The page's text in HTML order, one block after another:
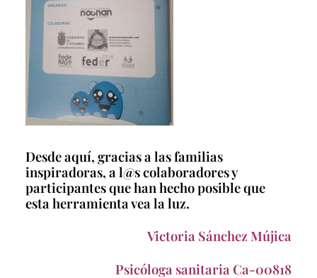
Desde aquí, gracias a las familias
inspiradoras, a l@s colaboradores y
participantes que han hecho posible que
esta herramienta vea la luz.
Victoria Sánchez Mújica
Psicóloga sanitaria Ca-00818